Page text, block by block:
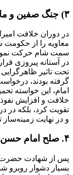
۳) جنگ صفین و ماجرای حکمیت
در دوران خلافت
معاویه را از حکومت
سمت شام حرکت
در آستانه پیروزی
تحت تاثیر ظاهرگرایی
گرفته بودند،
امام، این خواسته
خلافت و افزایش نفوذ
تقویت کرد، بلکه در
و در نهایت
۴. صلح امام حسن با معاویه
پس از شهادت حضرت
بسیار دشوار روبرو